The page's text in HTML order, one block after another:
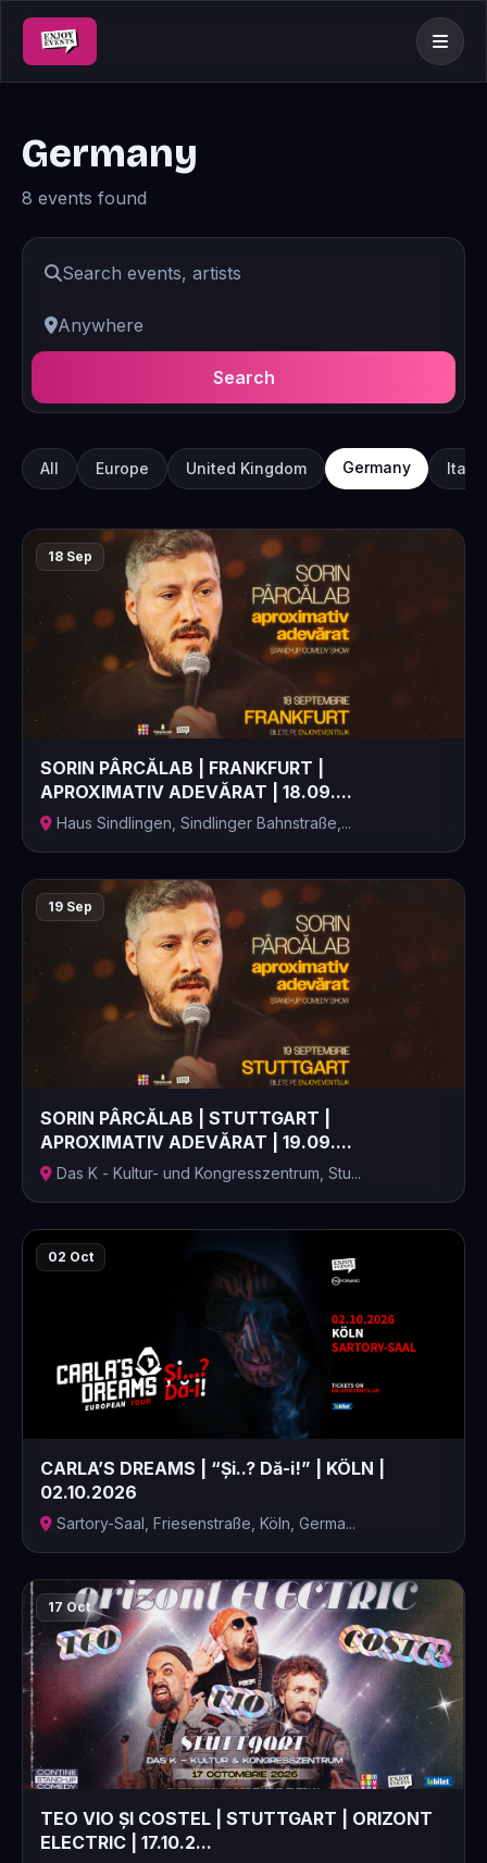
Germany
8 events found
Search
All Europe United Kingdom Germany Italy
18 Sep
SORIN PÂRCĂLAB | FRANKFURT |
APROXIMATIV ADEVĂRAT | 18.09....
Haus Sindlingen, Sindlinger Bahnstraße,...
19 Sep
SORIN PÂRCĂLAB | STUTTGART |
APROXIMATIV ADEVĂRAT | 19.09....
Das K - Kultur- und Kongresszentrum, Stu...
02 Oct
CARLA’S DREAMS | “Și..? Dă-i!” | KÖLN |
02.10.2026
Sartory-Saal, Friesenstraße, Köln, Germa...
17 Oct
TEO VIO ȘI COSTEL | STUTTGART | ORIZONT
ELECTRIC | 17.10.2...